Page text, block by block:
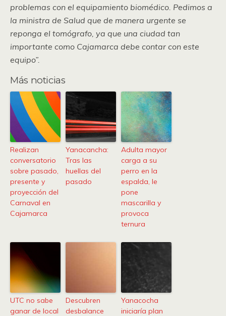
problemas con el equipamiento biomédico. Pedimos a
la ministra de Salud que de manera urgente se
reponga el tomógrafo, ya que una ciudad tan
importante como Cajamarca debe contar con este
equipo”.
Más noticias
Realizan
conversatorio
sobre pasado,
presente y
proyección del
Carnaval en
Cajamarca
Yanacancha:
Tras las
huellas del
pasado
Adulta mayor
carga a su
perro en la
espalda, le
pone
mascarilla y
provoca
ternura
UTC no sabe
ganar de local
Descubren
desbalance
Yanacocha
iniciaría plan